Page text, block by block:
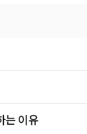
는 이유